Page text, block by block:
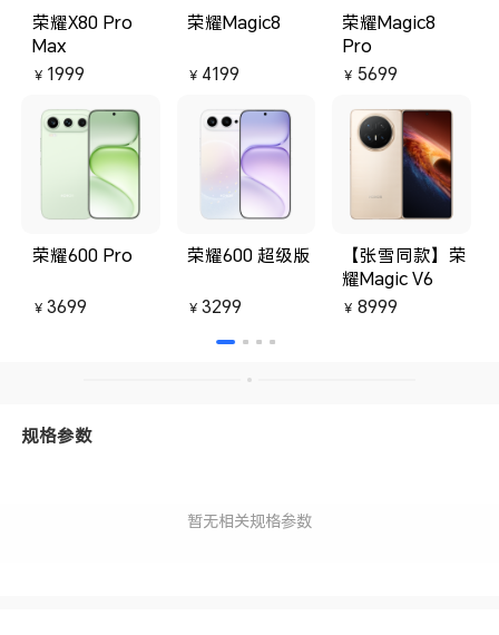
荣耀X80 Pro
Max
￥ 1999
荣耀Magic8
￥ 4199
荣耀Magic8
Pro
￥ 5699
荣耀600 Pro
￥ 3699
荣耀600 超级版
￥ 3299
【张雪同款】荣
耀Magic V6
￥ 8999
规格参数
暂无相关规格参数